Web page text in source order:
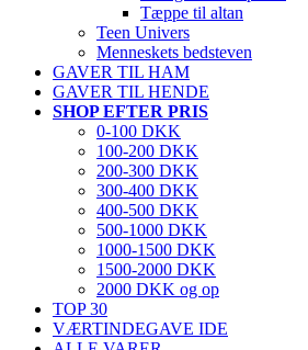
Tæppe til altan
Teen Univers
Menneskets bedsteven
GAVER TIL HAM
GAVER TIL HENDE
SHOP EFTER PRIS
0-100 DKK
100-200 DKK
200-300 DKK
300-400 DKK
400-500 DKK
500-1000 DKK
1000-1500 DKK
1500-2000 DKK
2000 DKK og op
TOP 30
VÆRTINDEGAVE IDE